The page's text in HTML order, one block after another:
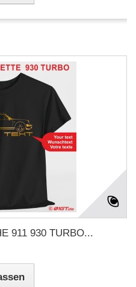
911 930 TURBO...